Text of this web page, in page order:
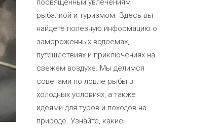
посвященный увлечениям
рыбалкой и туризмом. Здесь вы
найдете полезную информацию о
замороженных водоемах,
путешествиях и приключениях на
свежем воздухе. Мы делимся
советами по ловле рыбы в
холодных условиях, а также
идеями для туров и походов на
природе. Узнайте, какие